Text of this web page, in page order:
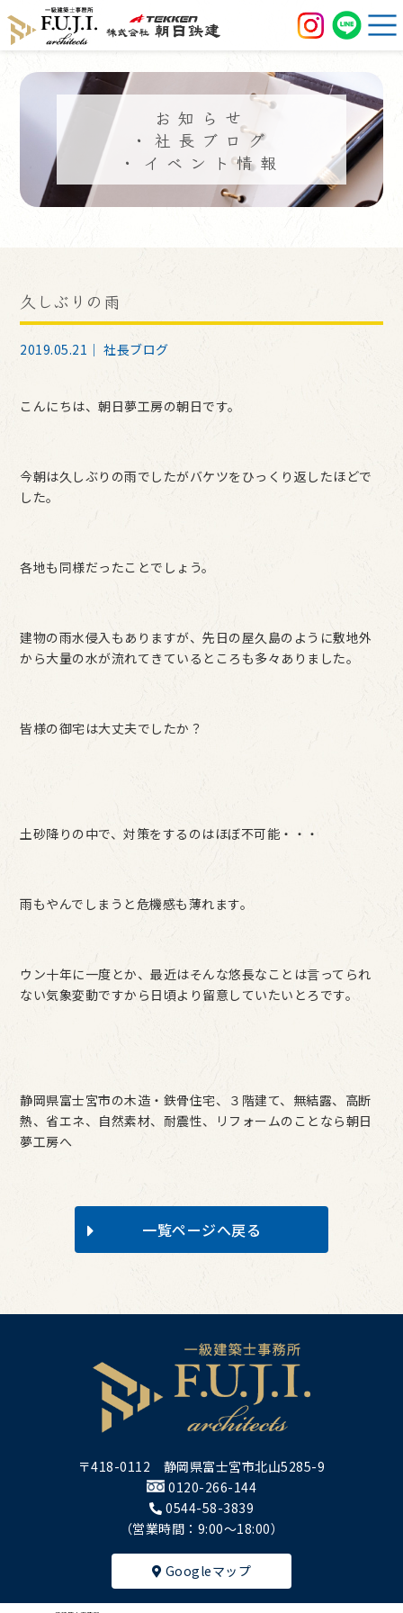
お知らせ
・社長ブログ
・イベント情報
久しぶりの雨
2019.05.21｜社長ブログ
こんにちは、朝日夢工房の朝日です。
今朝は久しぶりの雨でしたがバケツをひっくり返したほどで
した。
各地も同様だったことでしょう。
建物の雨水侵入もありますが、先日の屋久島のように敷地外
から大量の水が流れてきているところも多々ありました。
皆様の御宅は大丈夫でしたか？
土砂降りの中で、対策をするのはほぼ不可能・・・
雨もやんでしまうと危機感も薄れます。
ウン十年に一度とか、最近はそんな悠長なことは言ってられ
ない気象変動ですから日頃より留意していたいとろです。
静岡県富士宮市の木造・鉄骨住宅、３階建て、無結露、高断
熱、省エネ、自然素材、耐震性、リフォームのことなら朝日
夢工房へ
一覧ページへ戻る
〒418-0112 静岡県富士宮市北山5285-9
0120-266-144
0544-58-3839
（営業時間：9:00～18:00）
Googleマップ